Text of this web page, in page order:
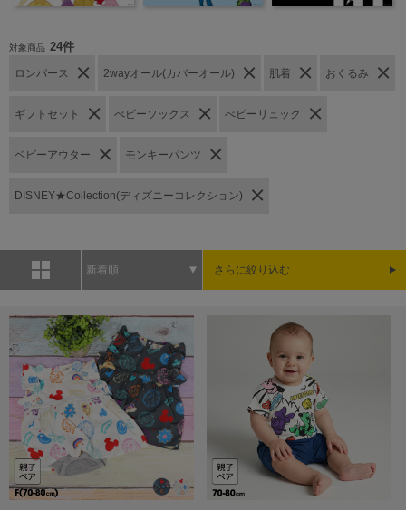
対象商品 24件
ロンパース 2wayオール(カバーオール) 肌着 おくるみ
ギフトセット べビーソックス べビーリュック
ベビーアウター モンキーパンツ
DISNEY★Collection(ディズニーコレクション)
新着順 さらに絞り込む